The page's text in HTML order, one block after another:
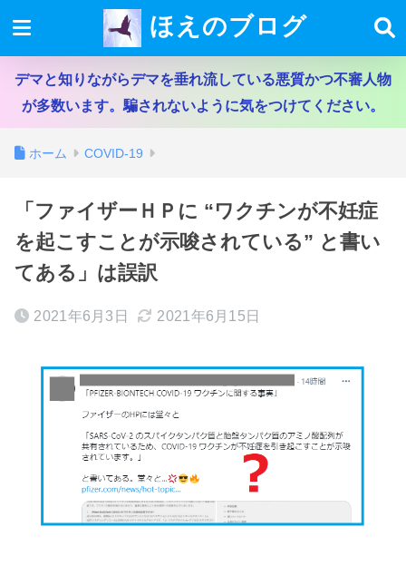
ほえのブログ
デマと知りながらデマを垂れ流している悪質かつ不審人物
が多数います。騙されないように気をつけてください。
ホーム COVID-19
「ファイザーＨＰに “ワクチンが不妊症
を起こすことが示唆されている” と書い
てある」は誤訳
2021年6月3日 2021年6月15日